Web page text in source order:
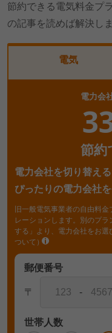
節約できる電気料金プ
の記事を読めば解決し
電気
電力会
節
電力会社を切り替え
ぴったりの電力会社
旧一般電気事業者の自由料
レーションします。別のプ
する」より、電力会社をお選
ついて）
郵便番号
〒 -
世帯人数